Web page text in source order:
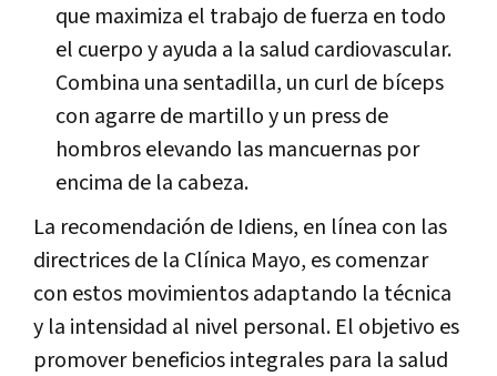
que maximiza el trabajo de fuerza en todo
el cuerpo y ayuda a la salud cardiovascular.
Combina una sentadilla, un curl de bíceps
con agarre de martillo y un press de
hombros elevando las mancuernas por
encima de la cabeza.
La recomendación de Idiens, en línea con las
directrices de la Clínica Mayo, es comenzar
con estos movimientos adaptando la técnica
y la intensidad al nivel personal. El objetivo es
promover beneficios integrales para la salud